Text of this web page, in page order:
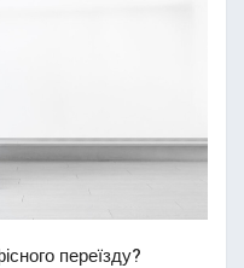
переїзду?